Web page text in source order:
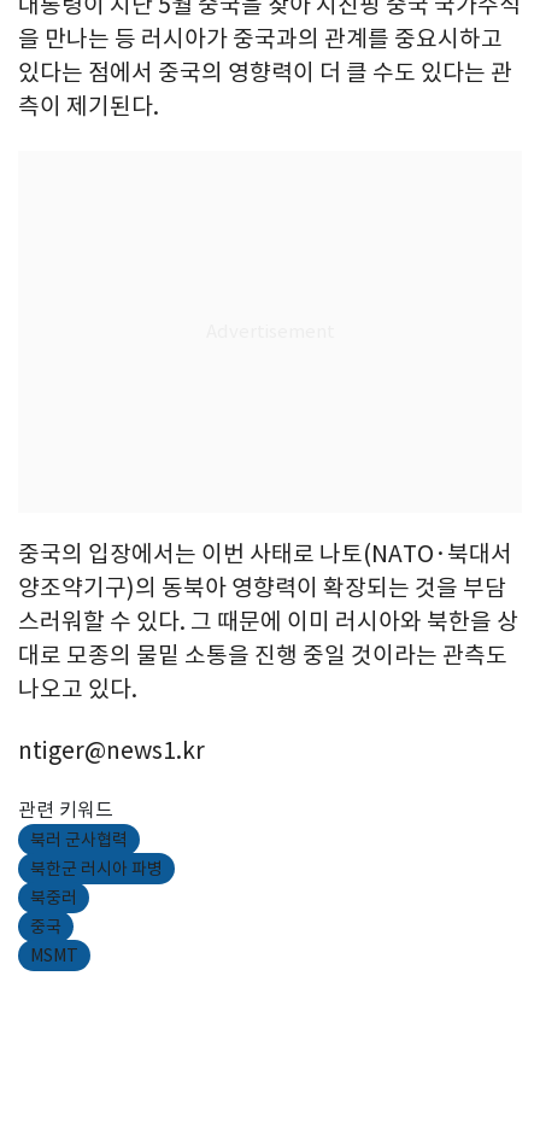
을 만나는 등 러시아가 중국과의 관계를 중요시하고
있다는 점에서 중국의 영향력이 더 클 수도 있다는 관
측이 제기된다.
중국의 입장에서는 이번 사태로 나토(NATO·북대서
양조약기구)의 동북아 영향력이 확장되는 것을 부담
스러워할 수 있다. 그 때문에 이미 러시아와 북한을 상
대로 모종의 물밑 소통을 진행 중일 것이라는 관측도
나오고 있다.
ntiger@news1.kr
관련 키워드
북러 군사협력
북한군 러시아 파병
북중러
중국
MSMT